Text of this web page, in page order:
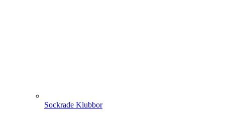
Sockrade Klubbor